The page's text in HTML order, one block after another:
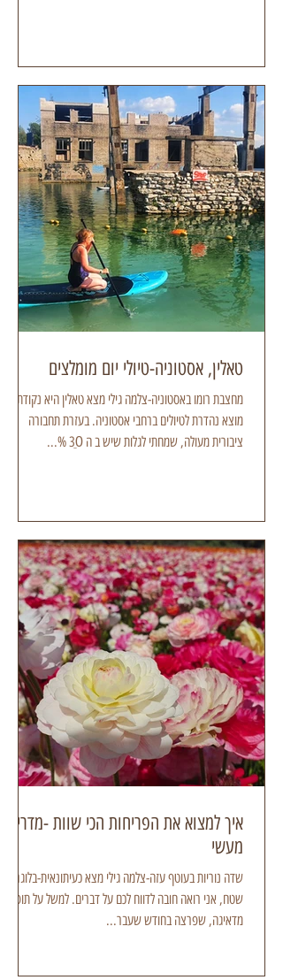
טאלין, אסטוניה-טיולי יום מומלצים
מחצבת רומו באסטוניה-צלמה גילי מצא טאלין היא נקודת
מוצא נהדרת לטיולים ברחבי אסטוניה. בעזרת תחבורה
ציבורית מעולה, שמחתי לגלות שיש ב ה 30ֵ %...
איך למצוא את הפריחות הכי שוות -מדריך
מעשי
שדה נוריות בעוטף עזה-צלמה גילי מצא כעיתונאית-בלוגרית
שטח, אני רואה חובה לדווח לכם על דברים. למשל על תופעה
מדאיגה, שפרצה בחודש שעבר...